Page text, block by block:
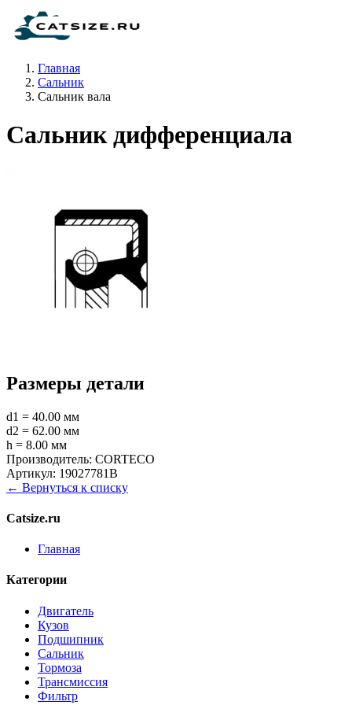
Главная
Сальник
Сальник вала
Сальник дифференциала
Размеры детали
d1 = 40.00 мм
d2 = 62.00 мм
h = 8.00 мм
Производитель: CORTECO
Артикул: 19027781B
← Вернуться к списку
Catsize.ru
Главная
Категории
Двигатель
Кузов
Подшипник
Сальник
Тормоза
Трансмиссия
Фильтр